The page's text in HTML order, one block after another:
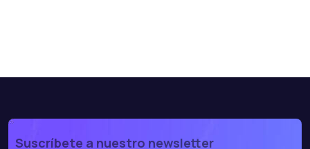
Suscríbete a nuestro newsletter